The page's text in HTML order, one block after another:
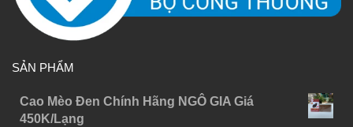
SẢN PHẨM
Cao Mèo Đen Chính Hãng NGÔ GIA Giá
450K/Lạng